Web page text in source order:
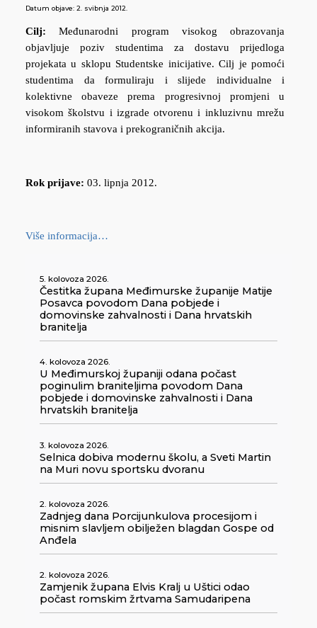
Datum objave: 2. svibnja 2012.
Cilj: Međunarodni program visokog obrazovanja
objavljuje poziv studentima za dostavu prijedloga
projekata u sklopu Studentske inicijative. Cilj je pomoći
studentima da formuliraju i slijede individualne i
kolektivne obaveze prema progresivnoj promjeni u
visokom školstvu i izgrade otvorenu i inkluzivnu mrežu
informiranih stavova i prekograničnih akcija.
Rok prijave: 03. lipnja 2012.
Više informacija…
5. kolovoza 2026.
Čestitka župana Međimurske županije Matije
Posavca povodom Dana pobjede i
domovinske zahvalnosti i Dana hrvatskih
branitelja
4. kolovoza 2026.
U Međimurskoj županiji odana počast
poginulim braniteljima povodom Dana
pobjede i domovinske zahvalnosti i Dana
hrvatskih branitelja
3. kolovoza 2026.
Selnica dobiva modernu školu, a Sveti Martin
na Muri novu sportsku dvoranu
2. kolovoza 2026.
Zadnjeg dana Porcijunkulova procesijom i
misnim slavljem obilježen blagdan Gospe od
Anđela
2. kolovoza 2026.
Zamjenik župana Elvis Kralj u Uštici odao
počast romskim žrtvama Samudaripena